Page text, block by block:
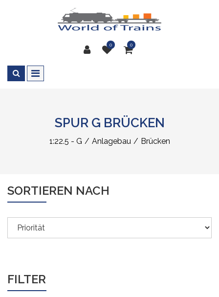
0 0
SPUR G BRÜCKEN
1:22.5 - G Anlagebau Brücken
SORTIEREN NACH
FILTER